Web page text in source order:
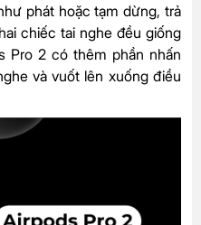
phát hoặc tạm dừng, trả
chiếc tai nghe đều giống
Pro 2 có thêm phần nhấn
và vuốt lên xuống điều